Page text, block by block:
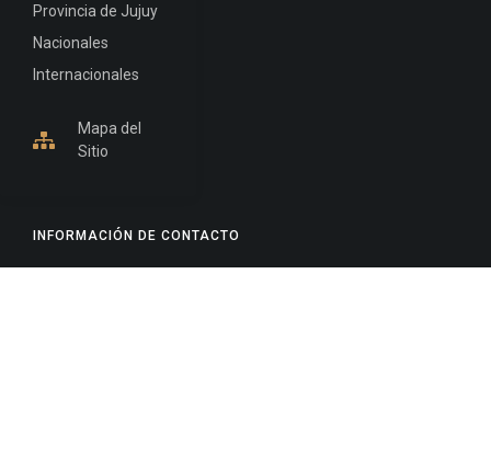
INFORMACIÓN DE CONTACTO
Provincia de Jujuy
Nacionales
Internacionales
Mapa del
Sitio